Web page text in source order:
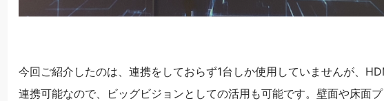
今回ご紹介したのは、連携をしておらず1台しか使用していませんが、
連携可能なので、ビッグビジョンとしての活用も可能です。壁面や床面